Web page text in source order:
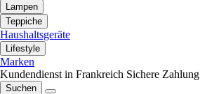
Lampen
Teppiche
Haushaltsgeräte
Lifestyle
Marken
Kundendienst in Frankreich Sichere Zahlung
Suchen